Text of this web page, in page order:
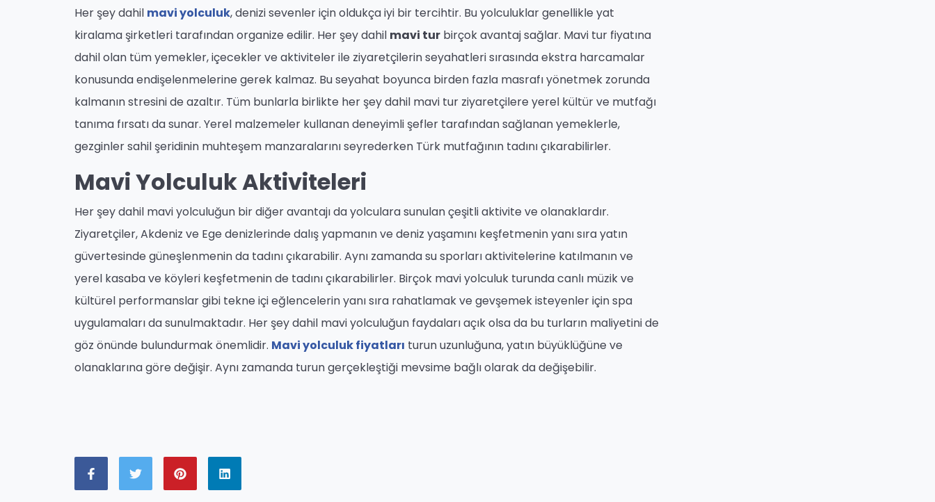
Her şey dahil mavi yolculuk, denizi sevenler için oldukça iyi bir tercihtir. Bu yolculuklar genellikle yat
kiralama şirketleri tarafından organize edilir. Her şey dahil mavi tur birçok avantaj sağlar. Mavi tur fiyatına
dahil olan tüm yemekler, içecekler ve aktiviteler ile ziyaretçilerin seyahatleri sırasında ekstra harcamalar
konusunda endişelenmelerine gerek kalmaz. Bu seyahat boyunca birden fazla masrafı yönetmek zorunda
kalmanın stresini de azaltır. Tüm bunlarla birlikte her şey dahil mavi tur ziyaretçilere yerel kültür ve mutfağı
tanıma fırsatı da sunar. Yerel malzemeler kullanan deneyimli şefler tarafından sağlanan yemeklerle,
gezginler sahil şeridinin muhteşem manzaralarını seyrederken Türk mutfağının tadını çıkarabilirler.
Mavi Yolculuk Aktiviteleri
Her şey dahil mavi yolculuğun bir diğer avantajı da yolculara sunulan çeşitli aktivite ve olanaklardır.
Ziyaretçiler, Akdeniz ve Ege denizlerinde dalış yapmanın ve deniz yaşamını keşfetmenin yanı sıra yatın
güvertesinde güneşlenmenin da tadını çıkarabilir. Aynı zamanda su sporları aktivitelerine katılmanın ve
yerel kasaba ve köyleri keşfetmenin de tadını çıkarabilirler. Birçok mavi yolculuk turunda canlı müzik ve
kültürel performanslar gibi tekne içi eğlencelerin yanı sıra rahatlamak ve gevşemek isteyenler için spa
uygulamaları da sunulmaktadır. Her şey dahil mavi yolculuğun faydaları açık olsa da bu turların maliyetini de
göz önünde bulundurmak önemlidir. Mavi yolculuk fiyatları turun uzunluğuna, yatın büyüklüğüne ve
olanaklarına göre değişir. Aynı zamanda turun gerçekleştiği mevsime bağlı olarak da değişebilir.